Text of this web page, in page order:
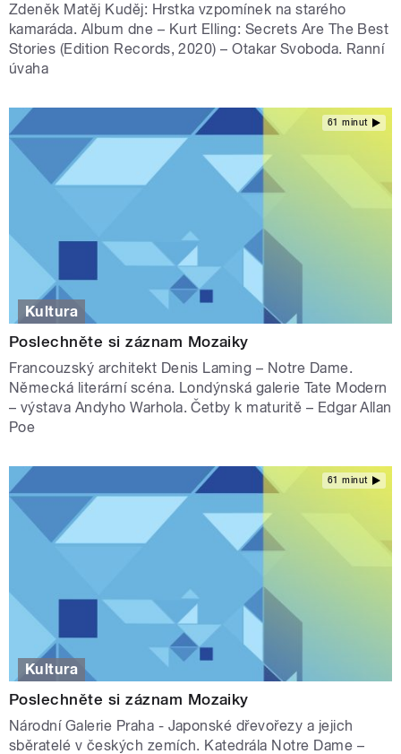
Zdeněk Matěj Kuděj: Hrstka vzpomínek na starého
kamaráda. Album dne – Kurt Elling: Secrets Are The Best
Stories (Edition Records, 2020) – Otakar Svoboda. Ranní
úvaha
61 minut
Kultura
Poslechněte si záznam Mozaiky
Francouzský architekt Denis Laming – Notre Dame.
Německá literární scéna. Londýnská galerie Tate Modern
– výstava Andyho Warhola. Četby k maturitě – Edgar Allan
Poe
61 minut
Kultura
Poslechněte si záznam Mozaiky
Národní Galerie Praha - Japonské dřevořezy a jejich
sběratelé v českých zemích. Katedrála Notre Dame –